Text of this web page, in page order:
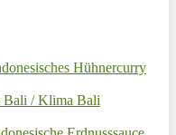
Hühnercurry
Bali / Klima Bali